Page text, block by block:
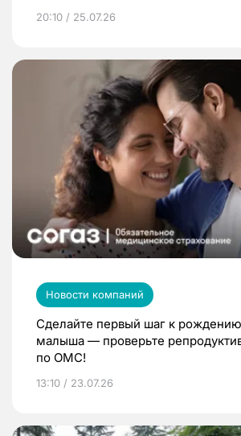
20:10 / 25.07.26
Новости компаний
Сделайте первый шаг к
малыша — проверьте
по ОМС!
13:10 / 23.07.26